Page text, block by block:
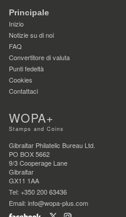
Principale
Inizio
Notizie su di noi
FAQ
Convertitore di valuta
Punti fedeltà
Cookies
Contattaci
WOPA+
Stamps and Coins
Gibraltar Philatelic Bureau Ltd.
PO BOX 5662
9/3 Cooperage Lane
Gibraltar
GX11 1AA
Tel: +350 200 63436
Email: info@wopa-plus.com